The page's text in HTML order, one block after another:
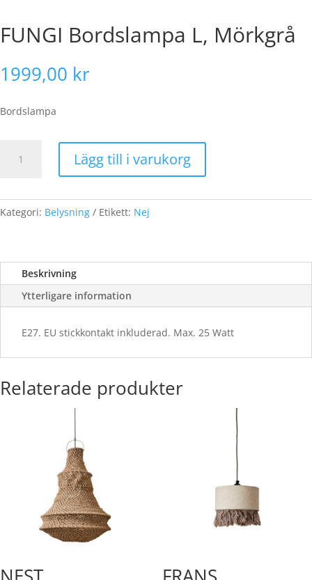
FUNGI Bordslampa L, Mörkgrå
1999,00 kr
Bordslampa
Bordslampa
mängd
Lägg till i varukorg
Kategori: Belysning Etikett: Nej
Beskrivning
Ytterligare information
E27. EU stickkontakt inkluderad. Max. 25 Watt
Relaterade produkter